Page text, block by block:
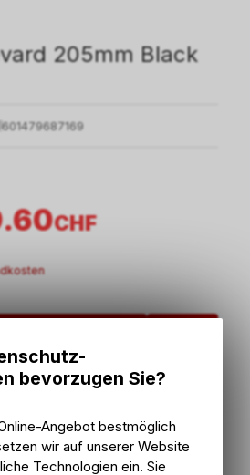
205mm Black
601479687169
CHF
Lager
bevorzugen Sie?
Angebot bestmöglich
wir auf unserer Website
Technologien ein. Sie